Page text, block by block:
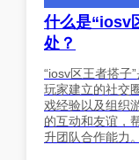
什么是“iosv
处？
“iosv区王者搭子
玩家建立的社交
戏经验以及组织
的互动和友谊，
升团队合作能力。